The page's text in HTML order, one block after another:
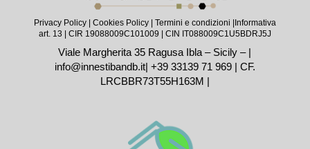
Privacy Policy| Cookies Policy| Termini e condizioni |
Informativa
art. 13 | CIR 19088009C101009 | CIN IT088009C1U5BDRJ5J
Viale Margherita 35 Ragusa Ibla – Sicily – |
info@innestibandb.it| +39 33139 71 969| CF.
LRCBBR73T55H163M |